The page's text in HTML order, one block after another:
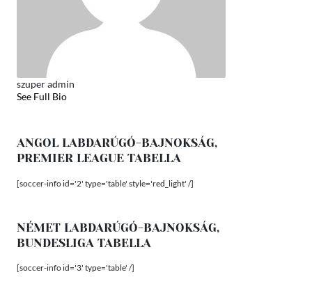
szuper admin
See Full Bio
ANGOL LABDARÚGÓ-BAJNOKSÁG,
PREMIER LEAGUE TABELLA
[soccer-info id='2' type='table' style='red_light' /]
NÉMET LABDARÚGÓ-BAJNOKSÁG,
BUNDESLIGA TABELLA
[soccer-info id='3' type='table' /]